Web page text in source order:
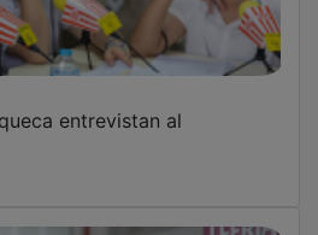
entrevistan al